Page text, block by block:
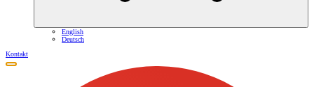
English
Deutsch
Kontakt